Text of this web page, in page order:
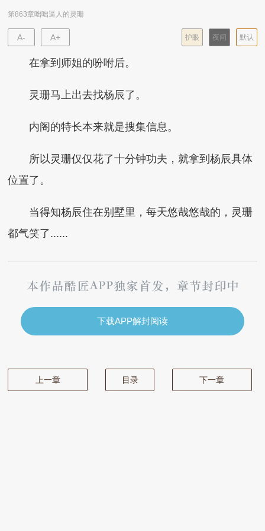
第863章咄咄逼人的灵珊
A- A+ 默认
夜间
护眼
在拿到师姐的吩咐后。
灵珊马上出去找杨辰了。
内阁的特长本来就是搜集信息。
所以灵珊仅仅花了十分钟功夫，就拿到杨辰具体
位置了。
当得知杨辰住在别墅里，每天悠哉悠哉的，灵珊
都气笑了......
下载APP解封阅读
上一章 目录 下一章